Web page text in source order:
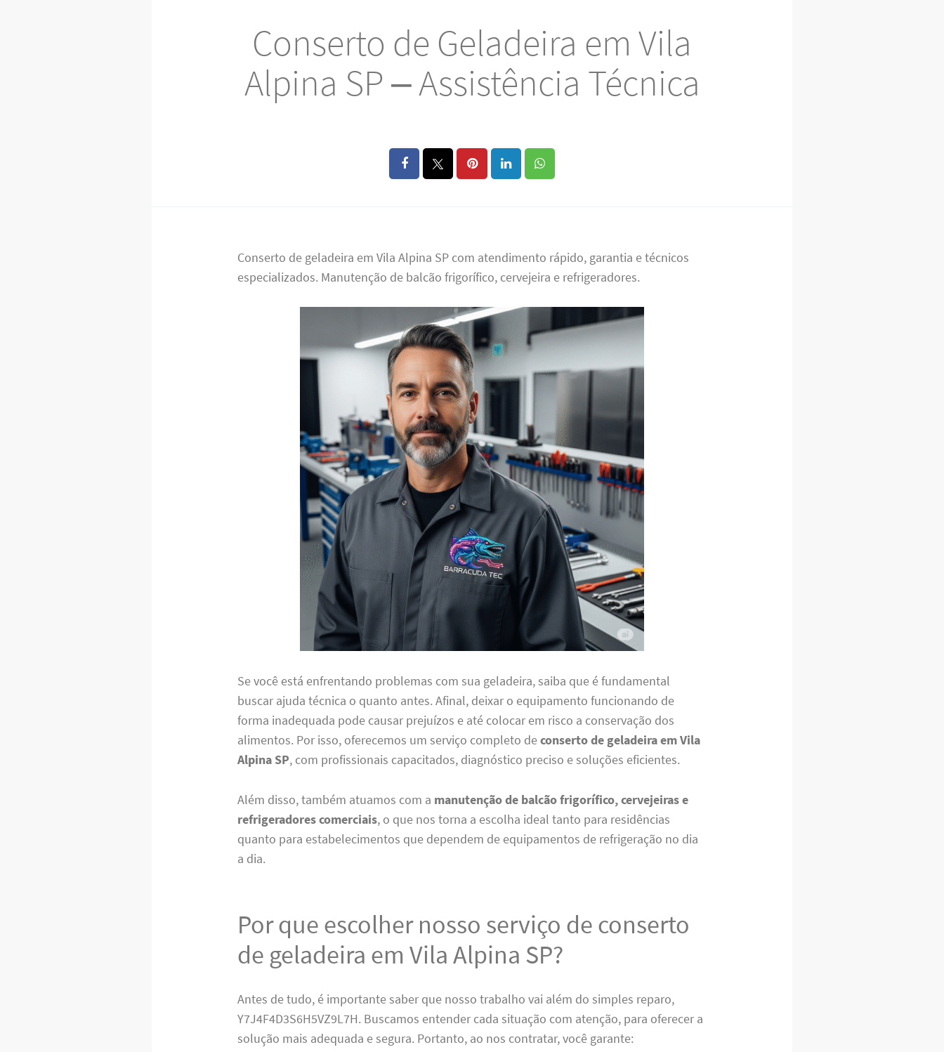
Conserto de Geladeira em Vila
Alpina SP – Assistência Técnica
Conserto de geladeira em Vila Alpina SP com atendimento rápido, garantia e técnicos
especializados. Manutenção de balcão frigorífico, cervejeira e refrigeradores.
Se você está enfrentando problemas com sua geladeira, saiba que é fundamental
buscar ajuda técnica o quanto antes. Afinal, deixar o equipamento funcionando de
forma inadequada pode causar prejuízos e até colocar em risco a conservação dos
alimentos. Por isso, oferecemos um serviço completo deconserto de geladeira em Vila
Alpina SP, com profissionais capacitados, diagnóstico preciso e soluções eficientes.
Além disso, também atuamos com a manutenção de balcão frigorífico, cervejeiras e
refrigeradores comerciais, o que nos torna a escolha ideal tanto para residências
quanto para estabelecimentos que dependem de equipamentos de refrigeração no dia
a dia.
Por que escolher nosso serviço de conserto
de geladeira em Vila Alpina SP?
Antes de tudo, é importante saber que nosso trabalho vai além do simples reparo,
Y7J4F4D3S6H5VZ9L7H. Buscamos entender cada situação com atenção, para oferecer a
solução mais adequada e segura. Portanto, ao nos contratar, você garante: